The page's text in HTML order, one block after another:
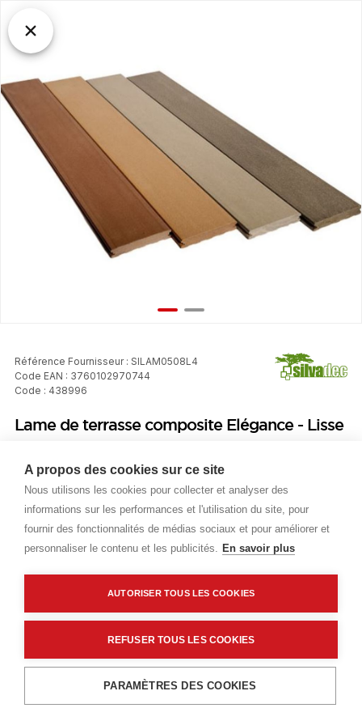
A propos des cookies sur ce site
Nous utilisons les cookies pour collecter et analyser des
informations sur les performances et l'utilisation du site, pour
fournir des fonctionnalités de médias sociaux et pour améliorer et
personnaliser le contenu et les publicités. En savoir plus
AUTORISER TOUS LES COOKIES
REFUSER TOUS LES COOKIES
PARAMÈTRES DES COOKIES
Référence Fournisseur : SILAM0508L4
Code EAN : 3760102970744
Code : 438996
Lame de terrasse composite Elégance - Lisse
Prix public
Plus 0,20 € d'éco-part. DEEE
18,61 €
Livraisons & enlèvement
Livraison standard Sur commande
Ajouter au panier